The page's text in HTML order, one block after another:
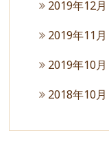
2019年12月
2019年11月
2019年10月
2018年10月